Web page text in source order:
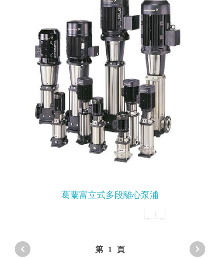
葛蘭富立式多段離心泵浦
第 1 頁